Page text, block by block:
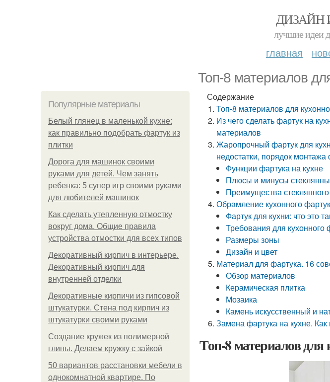
ДИЗАЙН
лучшие идеи
главная
Топ-8 материалов
Популярные материалы
Белый глянец в маленькой кухне:
как правильно подобрать фартук из
плитки
Дорога для машинок своими
руками для детей. Чем занять
ребенка: 5 супер игр своими руками
для любителей машинок
Как сделать утепленную отмостку
вокруг дома. Общие правила
устройства отмостки для всех типов
Декоративный кирпич в интерьере.
Декоративный кирпич для
внутренней отделки
Декоративные кирпичи из гипсовой
штукатурки. Стена под кирпич из
штукатурки своими руками
Создание кружек из полимерной
глины. Делаем кружку с зайкой
50 вариантов расстановки мебели в
однокомнатной квартире. По
Содержание
Топ-8 материалов для
Из чего сделать фартук на
материалов
Жаропрочный фартук для
недостатки, порядок
Функции фартука на кухне
Плюсы и минусы
Преимущества
Обрамление кухонного
Фартук для кухни: что это
Требования для кухонного
Размеры зоны
Дизайн и цвет
Материал для фартука. 16
Обзор материалов
Керамическая плитка
Мозаика
Камень искусственный и
Замена фартука на кухне. Как
Топ-8 материалов